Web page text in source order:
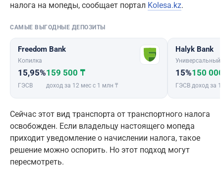
налога на мопеды, сообщает портал Kolesa.kz.
САМЫЕ ВЫГОДНЫЕ ДЕПОЗИТЫ
Freedom Bank
Копилка
15,95%
ГЭСВ
159 500 ₸
доход за 12 мес с 1 млн ₸
Halyk Bank
Универсальный
15%
ГЭСВ
150
доход за
Сейчас этот вид транспорта от транспортного налога
освобожден. Если владельцу настоящего мопеда
приходит уведомление о начислении налога, такое
решение можно оспорить. Но этот подход могут
пересмотреть.